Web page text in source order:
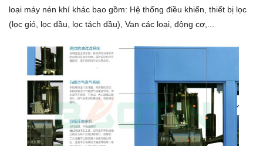
loại máy nén khí khác bao gồm: Hệ thống điều khiển, thiết bị lọc
(lọc gió, lọc dầu, lọc tách dầu), Van các loại, động cơ,...